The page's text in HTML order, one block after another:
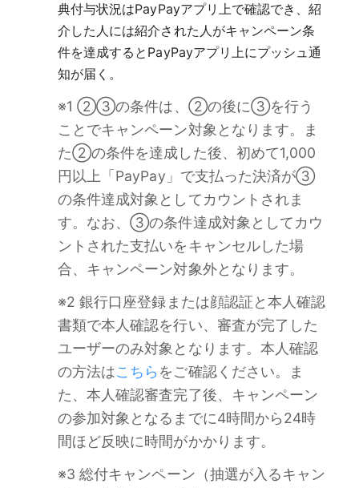
典付与状況はPayPayアプリ上で確認でき、紹
介した人には紹介された人がキャンペーン条
件を達成するとPayPayアプリ上にプッシュ通
知が届く。
※1 ②③の条件は、②の後に③を行う
ことでキャンペーン対象となります。ま
た②の条件を達成した後、初めて1,000
円以上「PayPay」で支払った決済が③
の条件達成対象としてカウントされま
す。なお、③の条件達成対象としてカウ
ントされた支払いをキャンセルした場
合、キャンペーン対象外となります。
※2 銀行口座登録または顔認証と本人確認
書類で本人確認を行い、審査が完了した
ユーザーのみ対象となります。本人確認
の方法はこちら をご確認ください。ま
た、本人確認審査完了後、キャンペーン
の参加対象となるまでに4時間から24時
間ほど反映に時間がかかります。
※3 総付キャンペーン（抽選が入るキャン